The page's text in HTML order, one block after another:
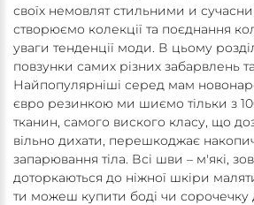
своїх немовлят стильними и
створюємо колекції та поєднання
уваги тенденції моди. В цьому
повзунки самих різних забарвлень
Найпопулярніші серед мам
євро резинкою ми шиємо тільки з
тканин, самого виского класу, що
вільно дихати, перешкоджає
запарювання тіла. Всі шви – м'які,
доторкаються до ніжної шкіри
ти можеш купити боді чи сорочечку